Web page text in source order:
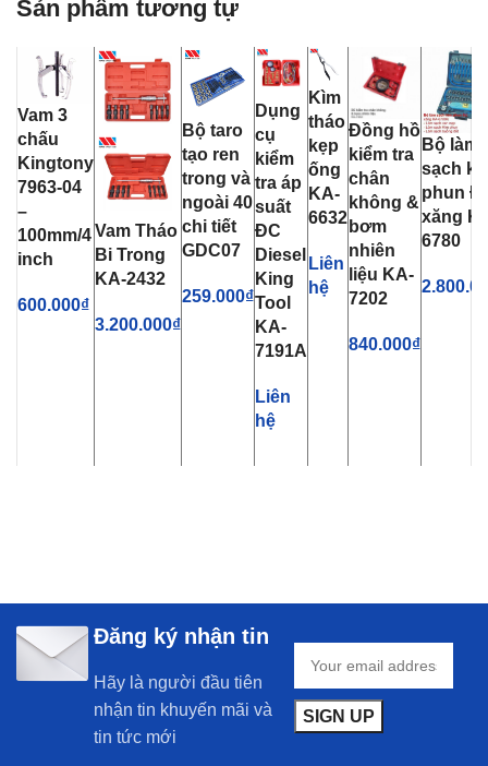
Sản phẩm tương tự
Vam 3
chấu
Kingtony
7963-04
–
100mm/4
inch
600.000₫
Vam Tháo
Bi Trong
KA-2432
3.200.000₫
Bộ taro
tạo ren
trong và
ngoài 40
chi tiết
GDC07
259.000₫
Dụng
cụ
kiểm
tra áp
suất
ĐC
Diesel
King
Tool
KA-
7191A
Liên
hệ
Kìm
tháo
kẹp
ống
KA-
6632
Liên
hệ
Đồng hồ
kiểm tra
chân
không &
bơm
nhiên
liệu KA-
7202
840.000₫
Bộ làm
sạch
phun
xăng
6780
Đăng ký nhận tin
Hãy là người đầu tiên
nhận tin khuyến mãi và
tin tức mới